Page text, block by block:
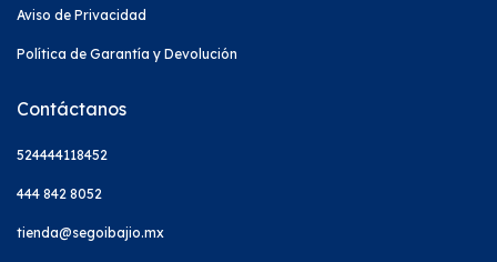
Aviso de Privacidad
Política de Garantía y Devolución
Contáctanos
524444118452
444 842 8052
tienda@segoibajio.mx